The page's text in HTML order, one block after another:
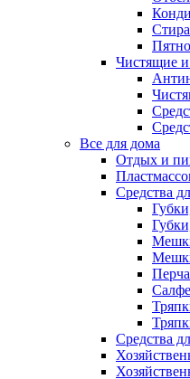
Чистящие
Все для дома
Отдых и
Средства
Средства